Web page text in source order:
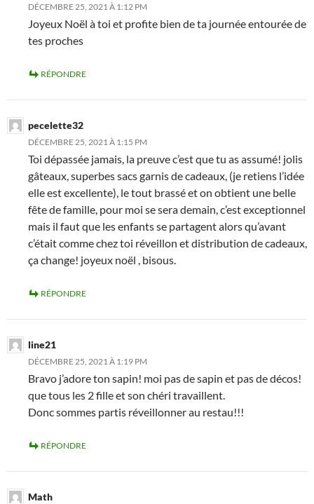
DÉCEMBRE 25, 2021 À 1:12 PM
Joyeux Noël à toi et profite bien de ta journée entourée de
tes proches
RÉPONDRE
pecelette32
DÉCEMBRE 25, 2021 À 1:15 PM
Toi dépassée jamais, la preuve c’est que tu as assumé! jolis
gâteaux, superbes sacs garnis de cadeaux, (je retiens l’idée
elle est excellente), le tout brassé et on obtient une belle
fête de famille, pour moi se sera demain, c’est exceptionnel
mais il faut que les enfants se partagent alors qu’avant
c’était comme chez toi réveillon et distribution de cadeaux,
ça change! joyeux noël , bisous.
RÉPONDRE
line21
DÉCEMBRE 25, 2021 À 1:19 PM
Bravo j’adore ton sapin! moi pas de sapin et pas de décos!
que tous les 2 fille et son chéri travaillent.
Donc sommes partis réveillonner au restau!!!
RÉPONDRE
Math